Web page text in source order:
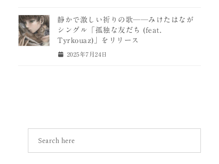
静かで激しい祈りの歌──みけたはなが
シングル「孤独な友だち (feat.
Tyrkouaz)」をリリース
2025年7月24日